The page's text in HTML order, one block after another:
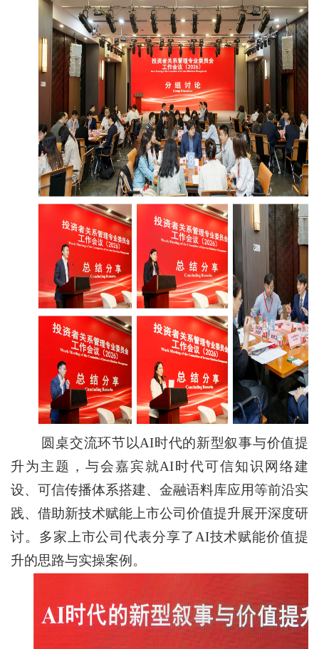
圆桌交流环节以AI时代的新型叙事与价值提
升为主题，与会嘉宾就AI时代可信知识网络建
设、可信传播体系搭建、金融语料库应用等前沿实
践、借助新技术赋能上市公司价值提升展开深度研
讨。多家上市公司代表分享了AI技术赋能价值提
升的思路与实操案例。